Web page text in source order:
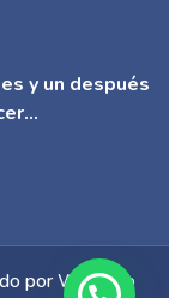
y un después
por Webcorp